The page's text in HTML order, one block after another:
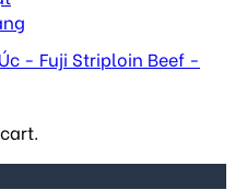
- Fuji Striploin Beef -